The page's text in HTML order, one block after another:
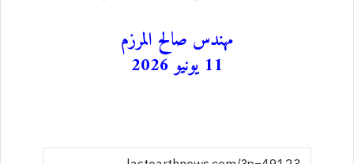
مهندس صالح المرزم
11 يونيو 2026